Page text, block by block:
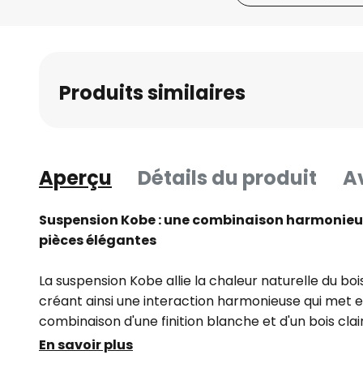
Produits similaires
Aperçu Détails du produit
Suspension Kobe : une combinaison
pièces élégantes
La suspension Kobe allie la chaleur naturelle du
créant ainsi une interaction harmonieuse qui met
combinaison d'une finition blanche et d'un bois
esthétique intemporelle qui crée une atmosphère
En savoir plus